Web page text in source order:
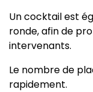
Un cocktail est
ronde, afin de
intervenants.
Le nombre de
rapidement.